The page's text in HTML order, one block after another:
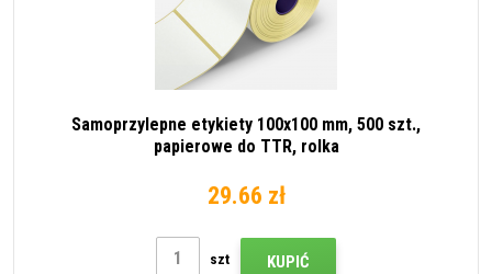
Samoprzylepne etykiety 100x100 mm, 500 szt.,
papierowe do TTR, rolka
29.66 zł
szt KUPIĆ